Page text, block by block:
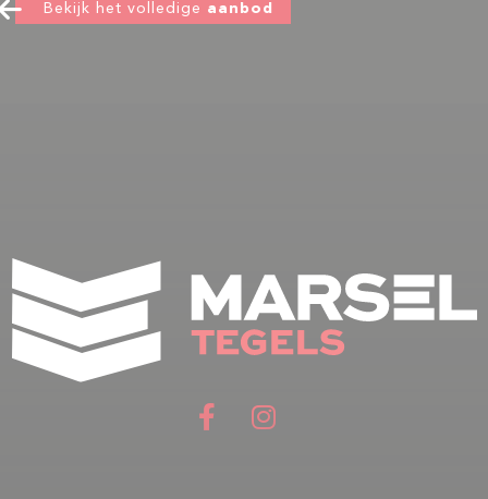
Bekijk het volledige aanbod